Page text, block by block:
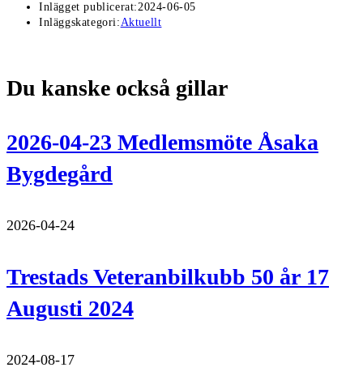
Inlägget publicerat:2024-06-05
Inläggskategori:Aktuellt
Du kanske också gillar
2026-04-23 Medlemsmöte Åsaka
Bygdegård
2026-04-24
Trestads Veteranbilkubb 50 år 17
Augusti 2024
2024-08-17